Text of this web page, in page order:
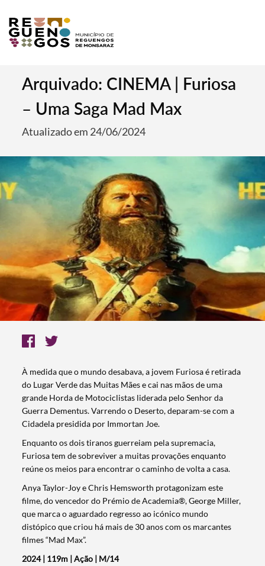
Arquivado: CINEMA | Furiosa
– Uma Saga Mad Max
Atualizado em 24/06/2024
À medida que o mundo desabava, a jovem Furiosa é retirada
do Lugar Verde das Muitas Mães e cai nas mãos de uma
grande Horda de Motociclistas liderada pelo Senhor da
Guerra Dementus. Varrendo o Deserto, deparam-se com a
Cidadela presidida por Immortan Joe.
Enquanto os dois tiranos guerreiam pela supremacia,
Furiosa tem de sobreviver a muitas provações enquanto
reúne os meios para encontrar o caminho de volta a casa.
Anya Taylor-Joy e Chris Hemsworth protagonizam este
filme, do vencedor do Prémio de Academia®, George Miller,
que marca o aguardado regresso ao icónico mundo
distópico que criou há mais de 30 anos com os marcantes
filmes “Mad Max”.
2024 | 119m | Ação | M/14